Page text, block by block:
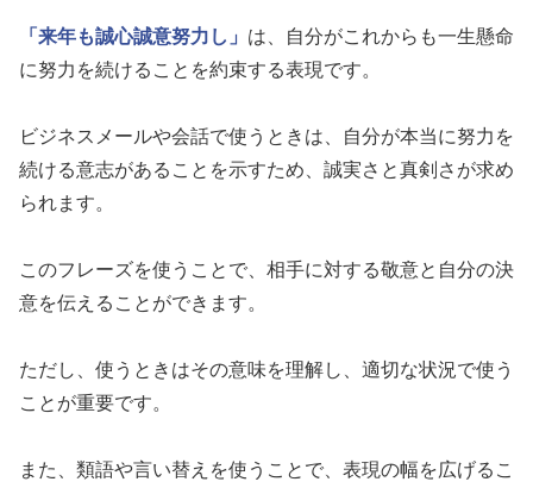
「来年も誠心誠意努力し」 は、自分がこれからも一生懸命
に努力を続けることを約束する表現です。
ビジネスメールや会話で使うときは、自分が本当に努力を
続ける意志があることを示すため、誠実さと真剣さが求め
られます。
このフレーズを使うことで、相手に対する敬意と自分の決
意を伝えることができます。
ただし、使うときはその意味を理解し、適切な状況で使う
ことが重要です。
また、類語や言い替えを使うことで、表現の幅を広げるこ